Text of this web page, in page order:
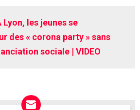
Lyon, les jeunes se
des « corona party » sans
sociale | VIDEO